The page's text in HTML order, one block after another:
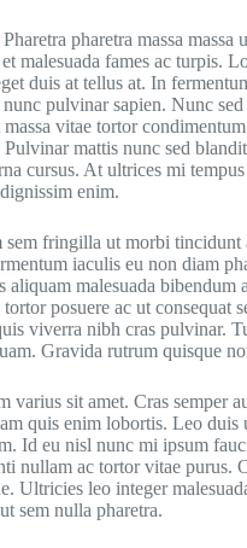
pharetra massa
malesuada fames ac turpis.
duis at tellus at. In
pulvinar sapien. Nunc
vitae tortor
mattis nunc sed
cursus. At ultrices mi
enim.
fringilla ut morbi tincidunt
iaculis eu non diam
malesuada bibendum
posuere ac ut consequat
viverra nibh cras pulvinar.
Gravida rutrum quisque
varius sit amet. Cras semper
quis enim lobortis. Leo duis
Id eu nisl nunc mi ipsum
nullam ac tortor vitae
Ultricies leo integer
sem nulla pharetra.